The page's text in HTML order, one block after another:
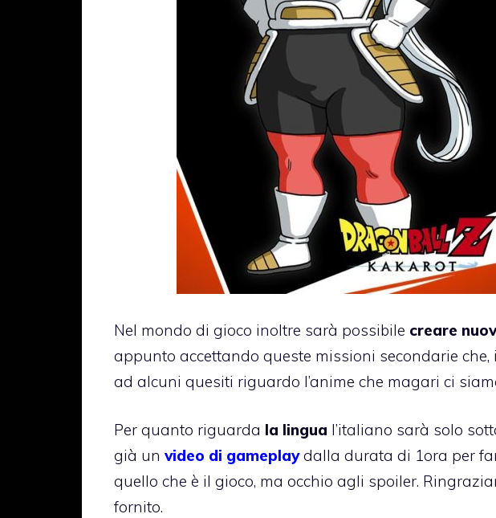
Nel mondo di gioco inoltre sarà possibile creare
appunto accettando queste missioni secondarie
ad alcuni quesiti riguardo l’anime che magari ci
Per quanto riguarda la lingua l’italiano sarà solo
già un video di gameplay dalla durata di 1ora per
quello che è il gioco, ma occhio agli spoiler.
fornito.